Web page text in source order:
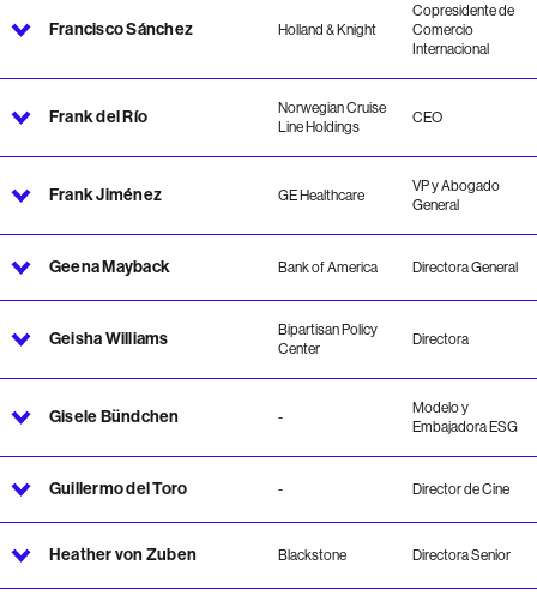
Francisco Sánchez Holland & Knight
Copresidente de
Comercio
Internacional
Frank del Río
Norwegian Cruise
Line Holdings
CEO
Frank Jiménez GE Healthcare
VP y Abogado
General
Geena Mayback Bank of America Directora General
Geisha Williams
Bipartisan Policy
Center
Directora
Gisele Bündchen -
Modelo y
Embajadora ESG
Guillermo del Toro - Director de Cine
Heather von Zuben Blackstone Directora Senior